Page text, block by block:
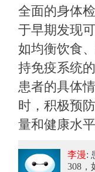
全面的身体
于早期发现
如均衡饮食
持免疫系统
患者的具体
时，积极预
量和健康水平
李漫:
308，